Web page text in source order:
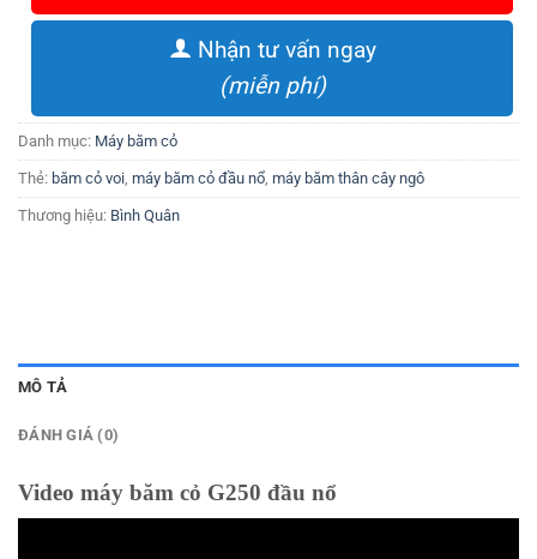
Nhận tư vấn ngay
(miễn phí)
Danh mục: Máy băm cỏ
Thẻ: băm cỏ voi, máy băm cỏ đầu nổ, máy băm thân cây ngô
Thương hiệu: Bình Quân
MÔ TẢ
ĐÁNH GIÁ (0)
Video máy băm cỏ G250 đầu nổ